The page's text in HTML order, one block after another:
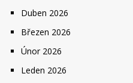
Duben 2026
Březen 2026
Únor 2026
Leden 2026